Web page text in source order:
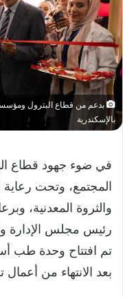
بدعم من قطاع البترول
بالإسكندرية
في ضوء جهود قطاع
المجتمع، وتحت
والثروة المعدنية،
رئيس مجلس الإدارة
تم افتتاح وحدة طب
بعد الانتهاء من